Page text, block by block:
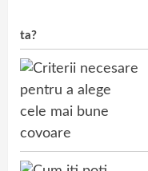
ta?